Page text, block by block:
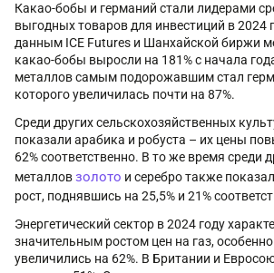
Какао-бобы и германий стали лидерами
выгодных товаров для инвестиций в 2024
данным ICE Futures и Шанхайской биржи
какао-бобы выросли на 181% с начала
металлов самым подорожавшим стал
которого увеличилась почти на 87%.
Среди других сельскохозяйственных
показали арабика и робуста – их цены
62% соответственно. В то же время среди
металловзолото и серебро также
рост, поднявшись на 25,5% и 21%
Энергетический сектор в 2024 году
значительным ростом цен на газ,
увеличились на 62%. В Британии и